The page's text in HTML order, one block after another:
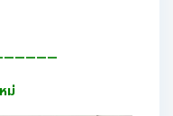
ม่